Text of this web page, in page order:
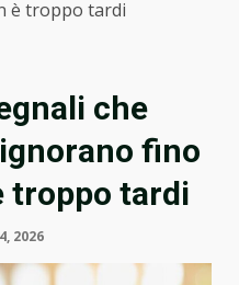
è troppo tardi
che
fino
troppo tardi
2026